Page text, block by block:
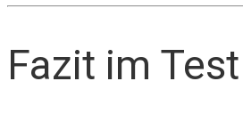
Fazit im Test